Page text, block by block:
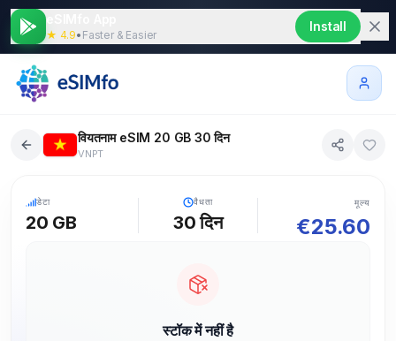
★ 4.9• Faster & Easier
Install
वियतनाम eSIM 20 GB 30 दिन
VNPT
डेटा
20 GB
वैधता
30 दिन
मूल्य
€25.60
स्टॉक में नहीं है